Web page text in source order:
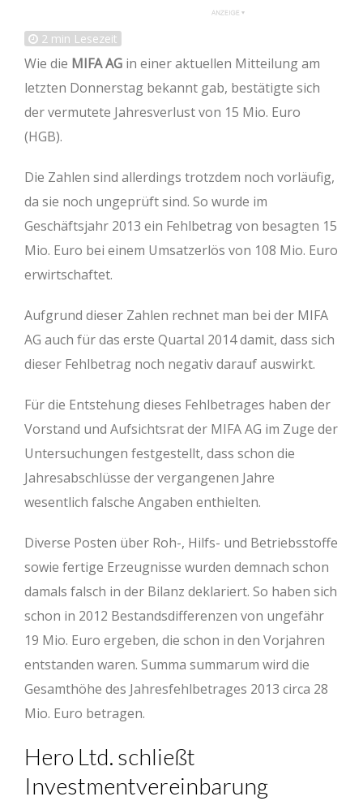
2 min Lesezeit
Wie die MIFA AG in einer aktuellen Mitteilung am
letzten Donnerstag bekannt gab, bestätigte sich
der vermutete Jahresverlust von 15 Mio. Euro
(HGB).
Die Zahlen sind allerdings trotzdem noch vorläufig,
da sie noch ungeprüft sind. So wurde im
Geschäftsjahr 2013 ein Fehlbetrag von besagten 15
Mio. Euro bei einem Umsatzerlös von 108 Mio. Euro
erwirtschaftet.
Aufgrund dieser Zahlen rechnet man bei der MIFA
AG auch für das erste Quartal 2014 damit, dass sich
dieser Fehlbetrag noch negativ darauf auswirkt.
Für die Entstehung dieses Fehlbetrages haben der
Vorstand und Aufsichtsrat der MIFA AG im Zuge der
Untersuchungen festgestellt, dass schon die
Jahresabschlüsse der vergangenen Jahre
wesentlich falsche Angaben enthielten.
Diverse Posten über Roh-, Hilfs- und Betriebsstoffe
sowie fertige Erzeugnisse wurden demnach schon
damals falsch in der Bilanz deklariert. So haben sich
schon in 2012 Bestandsdifferenzen von ungefähr
19 Mio. Euro ergeben, die schon in den Vorjahren
entstanden waren. Summa summarum wird die
Gesamthöhe des Jahresfehlbetrages 2013 circa 28
Mio. Euro betragen.
Hero Ltd. schließt
Investmentvereinbarung